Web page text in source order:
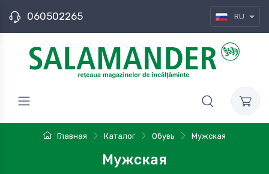
060502265 RU
Главная Каталог Обувь Мужская
Мужская